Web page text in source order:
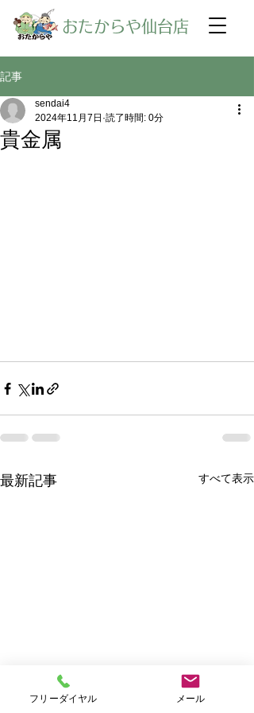
​おたからや仙台店
記事
貴金属
sendai4
2024年11月7日 読了時間: 0分
最新記事 すべて表示
フリーダイヤル メール